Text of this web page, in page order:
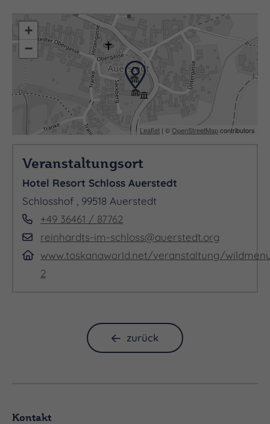
+
−
Leaflet | ©OpenStreetMapcontributors
Veranstaltungsort
Hotel Resort Schloss Auerstedt
Schlosshof , 99518 Auerstedt
+49 36461 / 87762
reinhardts-im-schloss@auerstedt.org
www.toskanaworld.net/veranstaltung/
2
zurück
Kontakt